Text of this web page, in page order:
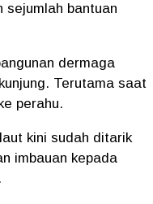
sejumlah bantuan
dermaga
Terutama saat
perahu.
kini sudah ditarik
imbauan kepada